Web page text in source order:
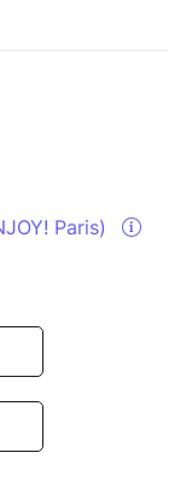
Paris)